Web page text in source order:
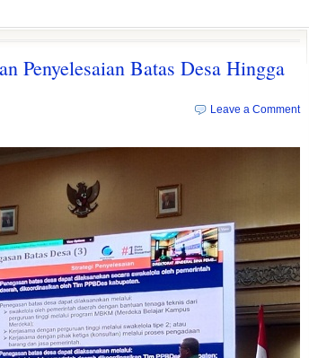
Penyelesaian Batas Desa Hingga
Leave a Comment